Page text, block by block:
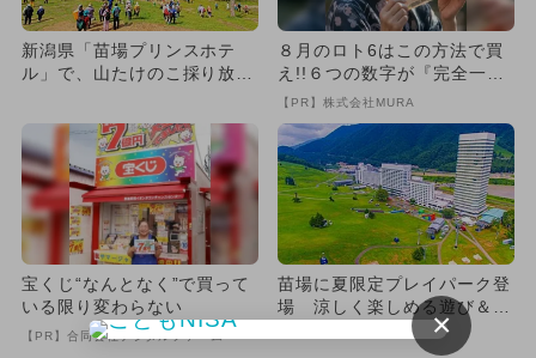
新潟県「苗場プリンスホテ
ル」で、山たけのこ採り放題
８月のロト6はこの方法で買
え!!６つの数字が『完全一
致』する方法
【PR】株式会社MURA
宝くじ“なんとなく”で買って
いる限り変わらない
【PR】合同会社デジタルファーム
苗場に夏限定プレイパーク登
場 涼しく楽しめる遊び＆体
×